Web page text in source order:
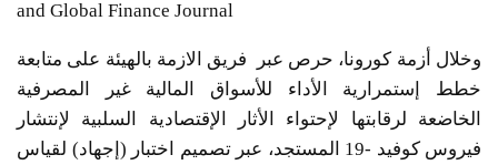
and Global Finance Journal
وخلال أزمة كورونا، حرص عبر فريق الازمة بالهيئة على متابعة
خطط إستمرارية الأداء للأسواق المالية غير المصرفية
الخاضعة لرقابتها لإحتواء الأثار الإقتصادية السلبية لإنتشار
فيروس كوفيد -19 المستجد، عبر تصميم اختبار (إجهاد) لقياس